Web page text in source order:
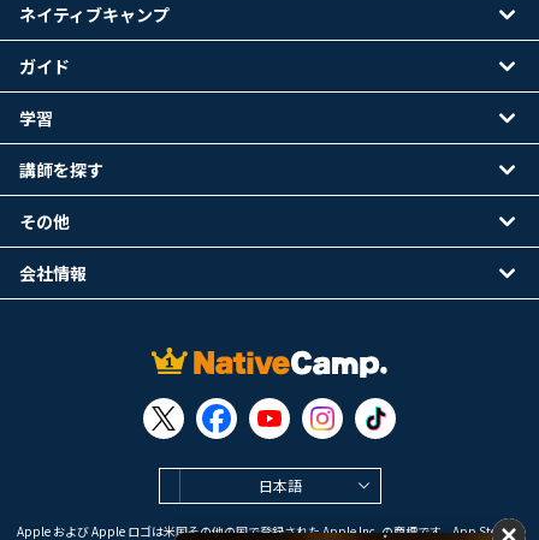
日本語
Apple および Apple ロゴは米国その他の国で登録された Apple Inc. の商標です。App Store は
ネイティブキャンプ
ガイド
学習
講師を探す
その他
会社情報